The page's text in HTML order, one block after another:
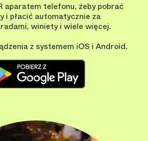
aparatem telefonu, żeby pobrać
i płacić automatycznie za
winiety i wiele więcej.
z systemem iOS i Android.